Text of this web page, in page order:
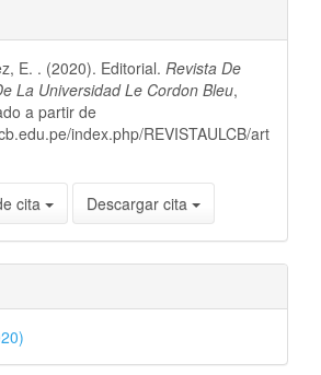
E. . (2020). Editorial. Revista De
La Universidad Le Cordon Bleu,
a partir de
index.php/REVISTAULCB/art
cita Descargar cita